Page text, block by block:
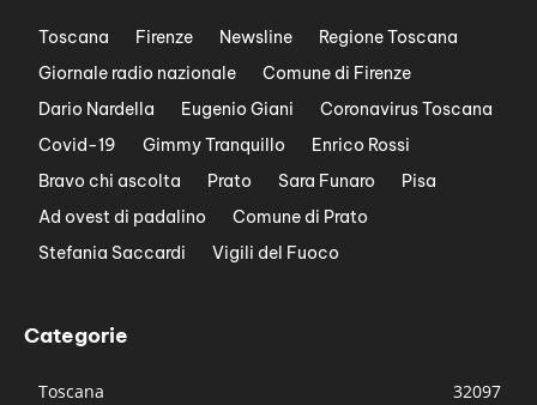
Toscana Firenze Newsline
Regione Toscana
Giornale radio nazionale
Comune di Firenze
Dario Nardella
Eugenio Giani
Coronavirus Toscana
Covid-19
Gimmy Tranquillo
Enrico Rossi
Bravo chi ascolta
Prato Sara Funaro
Pisa
Ad ovest di padalino
Comune di Prato
Stefania Saccardi
Vigili del Fuoco
Categorie
Toscana
32097